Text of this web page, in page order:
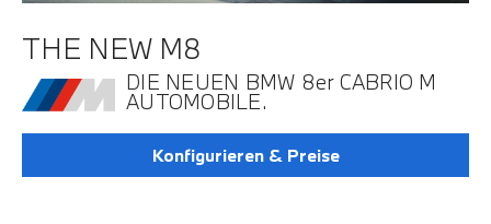
THE NEW M8
DIE NEUEN BMW 8er CABRIO M
AUTOMOBILE.
Konfigurieren & Preise